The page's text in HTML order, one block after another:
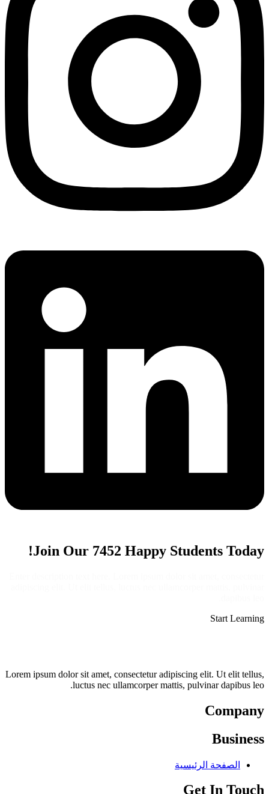
Join Our 7452 Happy Students​ Today!
Start Learning
Lorem ipsum dolor sit amet, consectetur adipiscing elit. Ut elit tellus,
luctus nec ullamcorper mattis, pulvinar dapibus leo.
Company
Business
الصفحة الرئيسية
Get In Touch